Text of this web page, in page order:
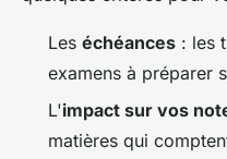
Les échéances : les
examens à préparer
L'impact sur vos
matières qui